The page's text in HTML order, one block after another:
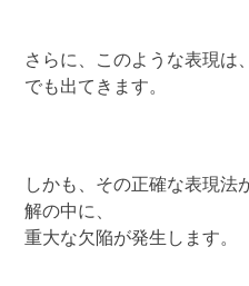
さらに、このような表現は
でも出てきます。
しかも、その正確な表現法
解の中に、
重大な欠陥が発生します。